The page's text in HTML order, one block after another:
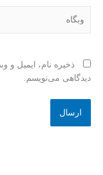
ذخیره نام، ایمیل و
دیدگاهی می‌نویسم.